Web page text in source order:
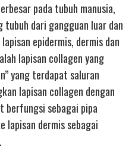
pada tubuh manusia,
tubuh dari gangguan luar dan
epidermis, dermis dan
lapisan collagen yang
yang terdapat saluran
lapisan collagen dengan
berfungsi sebagai pipa
lapisan dermis sebagai